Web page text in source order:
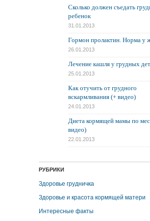
Сколько должен съедать
ребенок
31.01.2013
Гормон пролактин. Норма у
26.01.2013
Лечение кашля у грудных
25.01.2013
Как отучить от грудного
вскармливания (+ видео)
24.01.2013
Диета кормящей мамы по
видео)
22.01.2013
РУБРИКИ
Здоровье грудничка
Здоровье и красота кормящей матери
Интересные факты